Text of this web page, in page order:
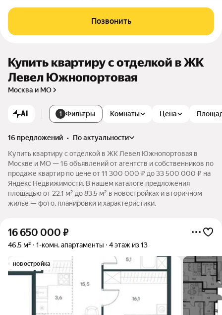
Позвонить
Купить квартиру с отделкой в ЖК
Левел Южнопортовая
Москва и МО
AI 1 Фильтры Комнаты Цена
16 предложений •
по актуальности
Купить квартиру с отделкой в ЖК Левел Южнопортовая в
Москве и МО — 16 объявлений от агентств и собственников по
продаже квартир по цене от 11 300 000 ₽ до 33 500 000 ₽ на
Яндекс Недвижимости. В нашем каталоге предложения
площадью от 22,1 м² до 83,5 м² в новостройках и вторичном
жилье — фото, планировки и характеристики.
16 650 000 ₽
46,5 м² 1-комн. апартаменты 4 этаж из 13
новостройка